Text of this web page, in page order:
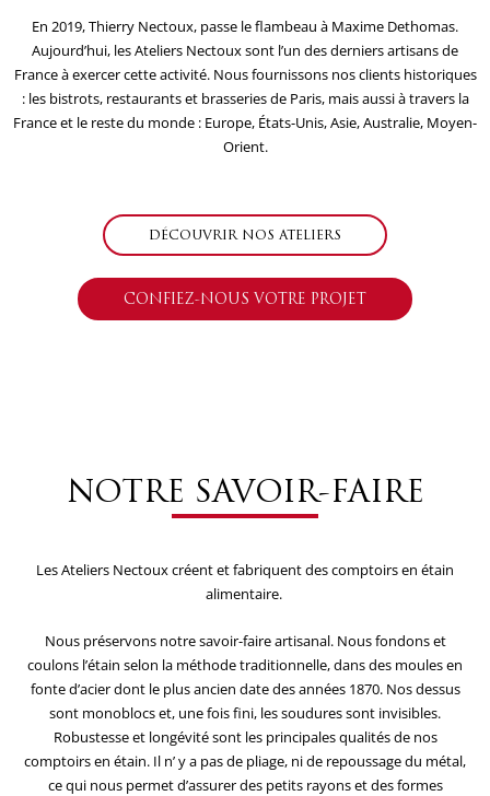
En 2019, Thierry Nectoux, passe le flambeau à Maxime Dethomas.
Aujourd’hui, les Ateliers Nectoux sont l’un des derniers artisans de
France à exercer cette activité. Nous fournissons nos clients historiques
: les bistrots, restaurants et brasseries de Paris, mais aussi à travers la
France et le reste du monde : Europe, États-Unis, Asie, Australie, Moyen-
Orient.
DÉCOUVRIR NOS ATELIERS
CONFIEZ-NOUS VOTRE PROJET
NOTRE SAVOIR-FAIRE
Les Ateliers Nectoux créent et fabriquent des comptoirs en étain
alimentaire.
Nous préservons notre savoir-faire artisanal. Nous fondons et
coulons l’étain selon la méthode traditionnelle, dans des moules en
fonte d’acier dont le plus ancien date des années 1870. Nos dessus
sont monoblocs et, une fois fini, les soudures sont invisibles.
Robustesse et longévité sont les principales qualités de nos
comptoirs en étain. Il n’ y a pas de pliage, ni de repoussage du métal,
ce qui nous permet d’assurer des petits rayons et des formes